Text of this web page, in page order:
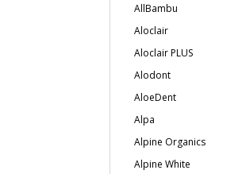
AllBambu
Aloclair
Aloclair PLUS
Alodont
AloeDent
Alpa
Alpine Organics
Alpine White